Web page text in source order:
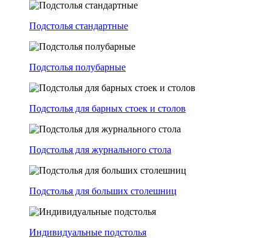
Подстолья стандартные
Подстолья полубарные
Подстолья для барных стоек и столов
Подстолья для журнального стола
Подстолья для больших столешниц
Индивидуальные подстолья